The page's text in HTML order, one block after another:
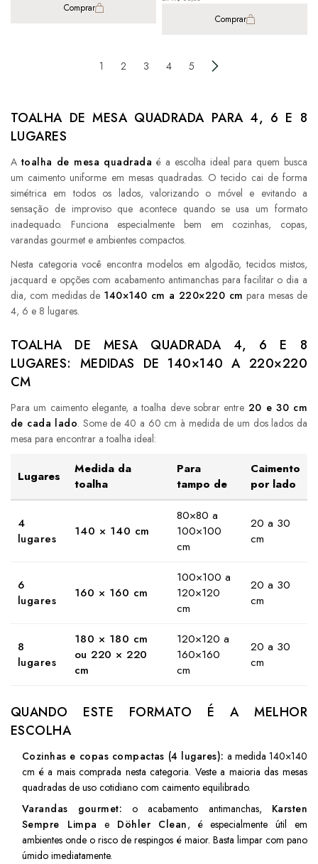
Comprar
Comprar
1 2 3 4 5
TOALHA DE MESA QUADRADA PARA 4, 6 E 8
LUGARES
A toalha de mesa quadrada é a escolha ideal para quem busca
um caimento uniforme em mesas quadradas. O tecido cai de forma
simétrica em todos os lados, valorizando o móvel e evitando a
sensação de improviso que acontece quando se usa um formato
inadequado. Funciona especialmente bem em cozinhas, copas,
varandas gourmet e ambientes compactos.
Nesta categoria você encontra modelos em algodão, tecidos mistos,
jacquard e opções com acabamento antimanchas para facilitar o dia a
dia, com medidas de 140×140 cm a 220×220 cm para mesas de
4, 6 e 8 lugares.
TOALHA DE MESA QUADRADA 4, 6 E 8
LUGARES: MEDIDAS DE 140×140 A 220×220
CM
Para um caimento elegante, a toalha deve sobrar entre 20 e 30 cm
de cada lado. Some de 40 a 60 cm à medida de um dos lados da
mesa para encontrar a toalha ideal:
Lugares
Medida da
toalha
Para
tampo de
Caimento
por lado
4
lugares
140 × 140 cm
80×80 a
100×100
cm
20 a 30
cm
6
lugares
160 × 160 cm
100×100 a
120×120
cm
20 a 30
cm
8
lugares
180 × 180 cm
ou 220 × 220
cm
120×120 a
160×160
cm
20 a 30
cm
QUANDO ESTE FORMATO É A MELHOR
ESCOLHA
Cozinhas e copas compactas (4 lugares): a medida 140×140
cm é a mais comprada nesta categoria. Veste a maioria das mesas
quadradas de uso cotidiano com caimento equilibrado.
Varandas gourmet: o acabamento antimanchas, Karsten
Sempre Limpa e Döhler Clean, é especialmente útil em
ambientes onde o risco de respingos é maior. Basta limpar com pano
úmido imediatamente.